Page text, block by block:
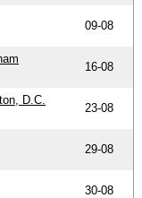
09-08
16-08
D.C.
23-08
29-08
30-08